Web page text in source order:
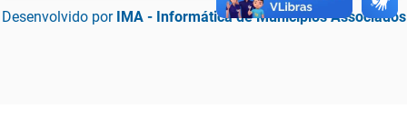
Desenvolvido por IMA - Informática de Municípios Associados